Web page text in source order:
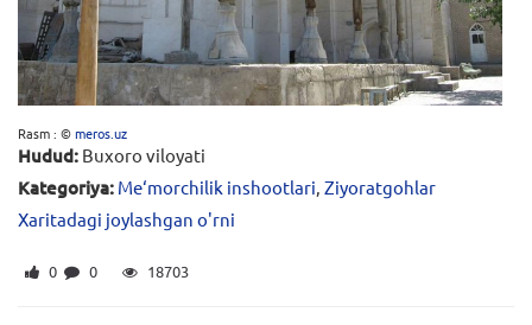
Rasm : ©meros.uz
Hudud: Buxoro viloyati
Kategoriya: Me‘morchilik inshootlari, Ziyoratgohlar
Xaritadagi joylashgan o'rni
0 0 18703